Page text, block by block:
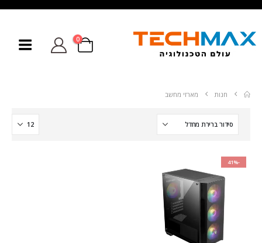
0
חנות מארזי מחשב
-41%